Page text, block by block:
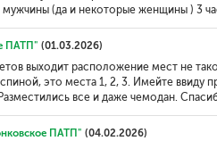
мужчины (да и некоторые женщины ) 3
ПАТП" (01.03.2026)
выходит расположение мест не
спиной, это места 1, 2, 3. Имейте ввиду
все и даже чемодан.
ПАТП" (04.02.2026)